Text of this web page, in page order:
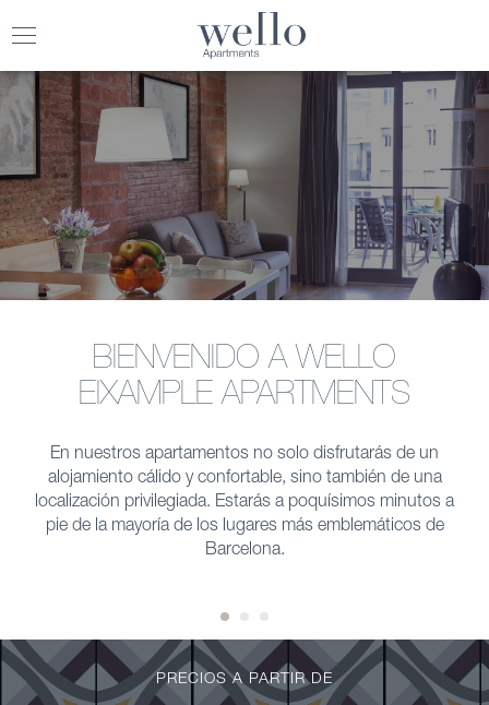
Toggle
BIENVENIDO A WELLO
EIXAMPLE APARTMENTS
En nuestros apartamentos no solo disfrutarás de un
alojamiento cálido y confortable, sino también de una
localización privilegiada. Estarás a poquísimos minutos a
pie de la mayoría de los lugares más emblemáticos de
Barcelona.
PRECIOS A PARTIR DE